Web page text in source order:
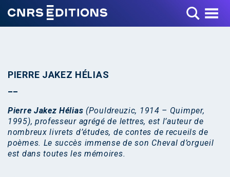
Toggle Menu
PIERRE JAKEZ HÉLIAS
Pierre Jakez Hélias (Pouldreuzic, 1914 – Quimper,
1995), professeur agrégé de lettres, est l’auteur de
nombreux livrets d’études, de contes de recueils de
poèmes. Le succès immense de son Cheval d’orgueil
est dans toutes les mémoires.